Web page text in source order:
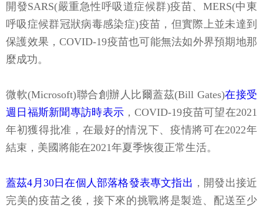
開發SARS(嚴重急性呼吸道症候群)疫苗、MERS(中東
呼吸症候群冠狀病毒感染症)疫苗，但實際上並未達到
保護效果，COVID-19疫苗也可能無法如外界預期地那
麼成功。
微軟(Microsoft)聯合創辦人比爾蓋茲(Bill Gates)在接受
週日福斯新聞專訪時表示 ，COVID-19疫苗可望在2021
年初獲得批准，在最好的情況下、疫情將可在2022年
結束，美國將能在2021年夏季恢復正常生活。
蓋茲4月30日在個人部落格發表專文指出 ，開發出接近
完美的疫苗之後，接下來的挑戰將是製造、配送至少